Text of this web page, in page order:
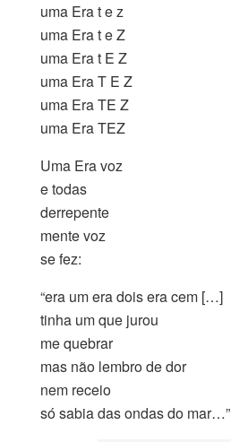
uma Era t e z
uma Era t e Z
uma Era t E Z
uma Era T E Z
uma Era TE Z
uma Era TEZ
Uma Era voz
e todas
derrepente
mente voz
se fez:
“era um era dois era cem […]
tinha um que jurou
me quebrar
mas não lembro de dor
nem receio
só sabia das ondas do mar…”